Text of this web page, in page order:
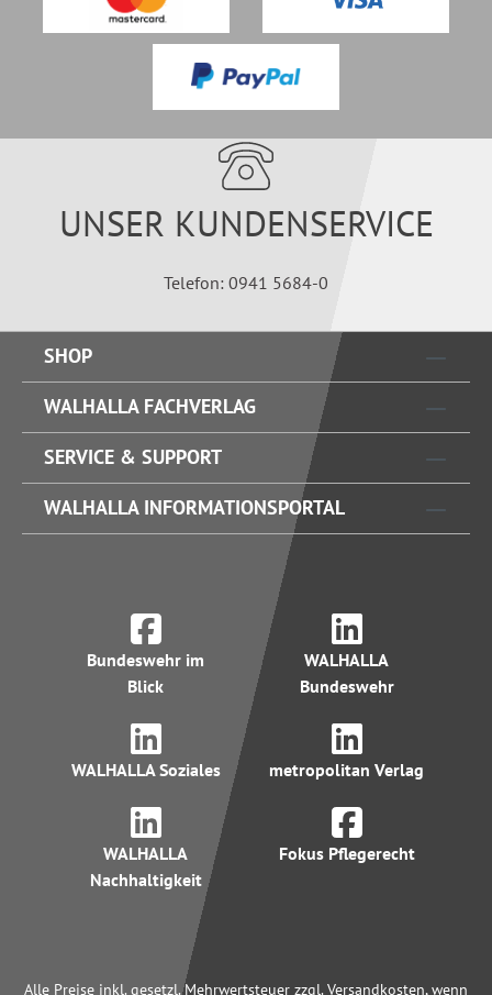
UNSER KUNDENSERVICE
Telefon: 0941 5684-0
SHOP
WALHALLA FACHVERLAG
SERVICE & SUPPORT
WALHALLA INFORMATIONSPORTAL
Bundeswehr im
Blick
WALHALLA
Bundeswehr
WALHALLA Soziales metropolitan Verlag
WALHALLA
Nachhaltigkeit
Fokus Pflegerecht
Alle Preise inkl. gesetzl. Mehrwertsteuer zzgl. Versandkosten, wenn